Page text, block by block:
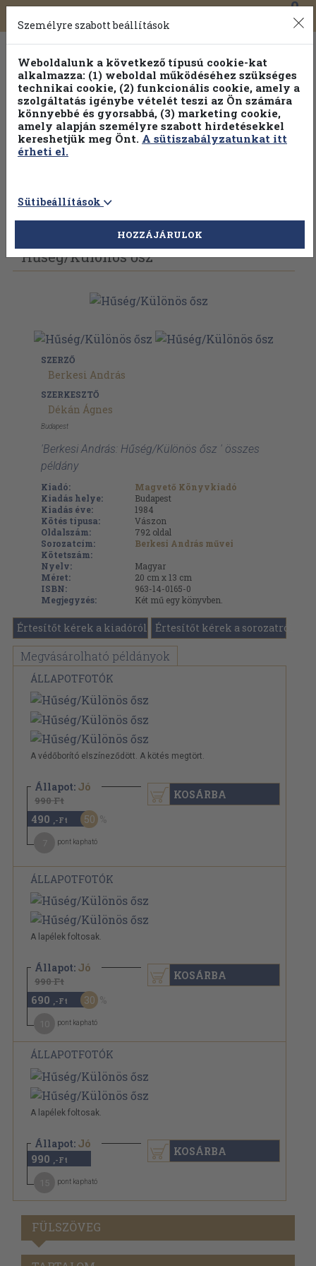
Toggle
navigation
0
Vissza az előző oldalra Válasszon példányt
Hűség/Különös ősz
SZERZŐ
Berkesi András
SZERKESZTŐ
Dékán Ágnes
Budapest
'Berkesi András: Hűség/Különös ősz ' összes
példány
Kiadó:
Magvető Könyvkiadó
Kiadás helye:
Budapest
Kiadás éve:
1984
Kötés típusa:
Vászon
Oldalszám:
792 oldal
Sorozatcím:
Berkesi András művei
Kötetszám:
Nyelv:
Magyar
Méret:
20 cm x 13 cm
ISBN:
963-14-0165-0
Megjegyzés:
Két mű egy könyvben.
Értesítőt kérek a kiadóról Értesítőt kérek a sorozatról
Megvásárolható példányok
ÁLLAPOTFOTÓK
A védőborító elszíneződött. A kötés megtört.
Állapot: Jó
990 Ft
490 ,-Ft 50
pont kapható
KOSÁRBA
ÁLLAPOTFOTÓK
A lapélek foltosak.
Állapot: Jó
990 Ft
690 ,-Ft 30
pont kapható
KOSÁRBA
ÁLLAPOTFOTÓK
A lapélek foltosak.
Állapot: Jó
990 ,-Ft
pont kapható
KOSÁRBA
FÜLSZÖVEG
Személyre szabott beállítások
Weboldalunk a következő típusú cookie-kat
alkalmazza: (1) weboldal működéséhez szükséges
technikai cookie, (2) funkcionális cookie, amely a
szolgáltatás igénybe vételét teszi az Ön számára
könnyebbé és gyorsabbá, (3) marketing cookie,
amely alapján személyre szabott hirdetésekkel
kereshetjük meg Önt. A sütiszabályzatunkat itt
érheti el.
Sütibeállítások
HOZZÁJÁRULOK